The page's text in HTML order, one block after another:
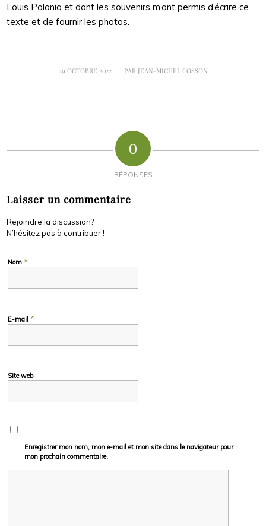
Louis Polonia et dont les souvenirs m’ont permis d’écrire ce
texte et de fournir les photos.
29 OCTOBRE 2022
/ PAR JEAN-MICHEL COSSON
0
RÉPONSES
Laisser un commentaire
Rejoindre la discussion?
N’hésitez pas à contribuer !
Nom *
E-mail *
Site web
Enregistrer mon nom, mon e-mail et mon site dans le navigateur pour
mon prochain commentaire.